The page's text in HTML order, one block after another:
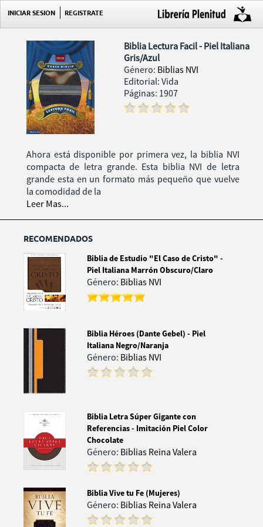
INICIAR SESION REGISTRATE
Biblia Lectura Facil - Piel Italiana
Gris/Azul
Género: Biblias NVI
Editorial: Vida
Páginas: 1907
Ahora está disponible por primera vez, la biblia NVI
compacta de letra grande. Esta biblia NVI de letra
grande esta en un formato más pequeño que vuelve
la comodidad de la
Leer Mas...
RECOMENDADOS
Biblia de Estudio "El Caso de Cristo" -
Piel Italiana Marrón Obscuro/Claro
Género: Biblias NVI
Biblia Héroes (Dante Gebel) - Piel
Italiana Negro/Naranja
Género: Biblias NVI
Biblia Letra Súper Gigante con
Referencias - Imitación Piel Color
Chocolate
Género: Biblias Reina Valera
Biblia Vive tu Fe (Mujeres)
Género: Biblias Reina Valera